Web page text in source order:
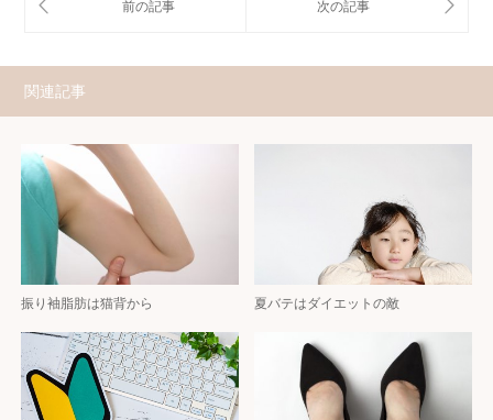
関連記事
振り袖脂肪は猫背から 夏バテはダイエットの敵